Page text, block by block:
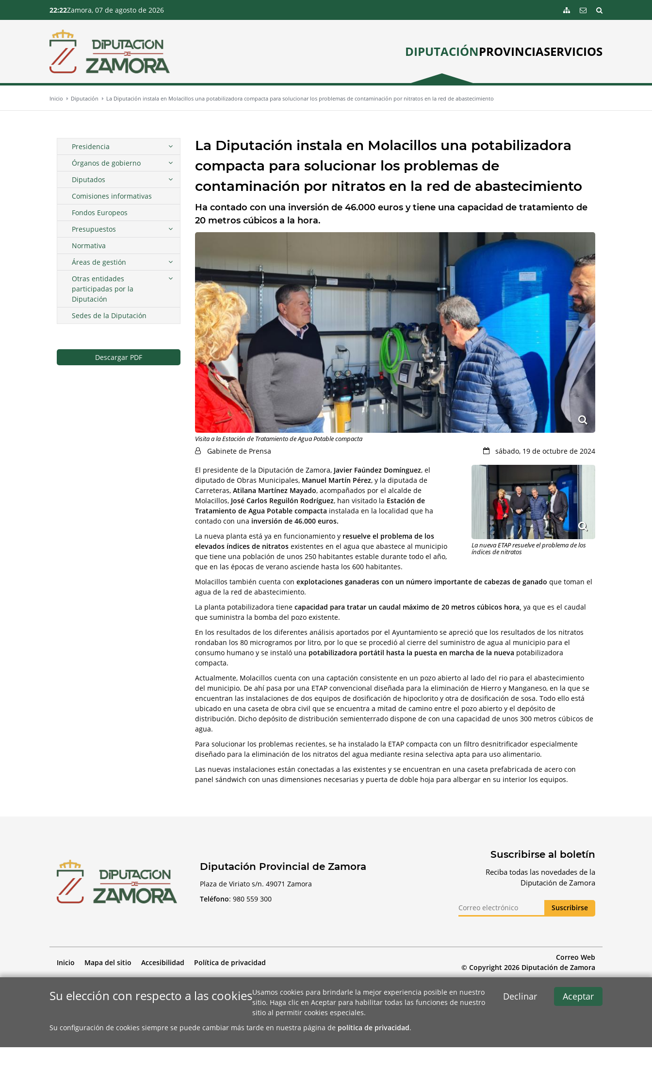
DIPUTACIÓNPROVINCIASERVICIOS
22:22Zamora, 07 de agosto de 2026
Inicio Diputación La Diputación instala en Molacillos una potabilizadora compacta para solucionar los problemas de contaminación por nitratos en la red de abastecimiento
La Diputación instala en Molacillos una potabilizadora
compacta para solucionar los problemas de
contaminación por nitratos en la red de abastecimiento
Ha contado con una inversión de 46.000 euros y tiene una capacidad de tratamiento de
20 metros cúbicos a la hora.
Visita a la Estación de Tratamiento de Agua Potable compacta
sábado, 19 de octubre de 2024
Gabinete de Prensa
La nueva ETAP resuelve el problema de los
índices de nitratos
El presidente de la Diputación de Zamora, Javier Faúndez Domínguez, el
diputado de Obras Municipales, Manuel Martín Pérez, y la diputada de
Carreteras, Atilana Martínez Mayado, acompañados por el alcalde de
Molacillos, José Carlos Reguilón Rodríguez, han visitado la Estación de
Tratamiento de Agua Potable compacta instalada en la localidad que ha
contado con una inversión de 46.000 euros.
La nueva planta está ya en funcionamiento y resuelve el problema de los
elevados índices de nitratos existentes en el agua que abastece al municipio
que tiene una población de unos 250 habitantes estable durante todo el año,
que en las épocas de verano asciende hasta los 600 habitantes.
Molacillos también cuenta con explotaciones ganaderas con un número importante de cabezas de ganado que toman el
agua de la red de abastecimiento.
La planta potabilizadora tiene capacidad para tratar un caudal máximo de 20 metros cúbicos hora, ya que es el caudal
que suministra la bomba del pozo existente.
En los resultados de los diferentes análisis aportados por el Ayuntamiento se apreció que los resultados de los nitratos
rondaban los 80 microgramos por litro, por lo que se procedió al cierre del suministro de agua al municipio para el
consumo humano y se instaló una potabilizadora portátil hasta la puesta en marcha de la nueva potabilizadora
compacta.
Actualmente, Molacillos cuenta con una captación consistente en un pozo abierto al lado del rio para el abastecimiento
del municipio. De ahí pasa por una ETAP convencional diseñada para la eliminación de Hierro y Manganeso, en la que se
encuentran las instalaciones de dos equipos de dosificación de hipoclorito y otra de dosificación de sosa. Todo ello está
ubicado en una caseta de obra civil que se encuentra a mitad de camino entre el pozo abierto y el depósito de
distribución. Dicho depósito de distribución semienterrado dispone de con una capacidad de unos 300 metros cúbicos de
agua.
Para solucionar los problemas recientes, se ha instalado la ETAP compacta con un filtro desnitrificador especialmente
diseñado para la eliminación de los nitratos del agua mediante resina selectiva apta para uso alimentario.
Las nuevas instalaciones están conectadas a las existentes y se encuentran en una caseta prefabricada de acero con
panel sándwich con unas dimensiones necesarias y puerta de doble hoja para albergar en su interior los equipos.
Presidencia
Órganos de gobierno
Diputados
Comisiones informativas
Fondos Europeos
Presupuestos
Normativa
Áreas de gestión
Otras entidades
participadas por la
Diputación
Sedes de la Diputación
Descargar PDF
Diputación Provincial de Zamora
Plaza de Viriato s/n. 49071 Zamora
Teléfono: 980 559 300
Suscribirse al boletín
Reciba todas las novedades de la
Diputación de Zamora
Inicio Mapa del sitio Accesibilidad Política de privacidad
Correo Web
© Copyright 2026 Diputación de Zamora
Su elección con respecto a las cookies Declinar Aceptar
Usamos cookies para brindarle la mejor experiencia posible en nuestro
sitio. Haga clic en Aceptar para habilitar todas las funciones de nuestro
sitio al permitir cookies especiales.
Su configuración de cookies siempre se puede cambiar más tarde en nuestra página de política de privacidad.